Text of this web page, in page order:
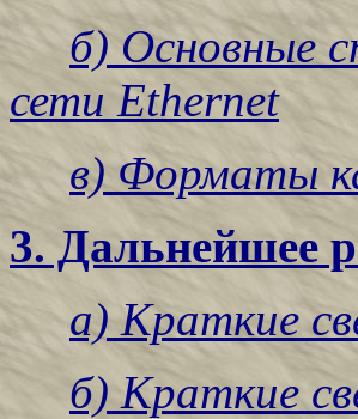
б) Основные
сети Ethernet
в) Форматы
3. Дальнейшее
а) Краткие
б) Краткие